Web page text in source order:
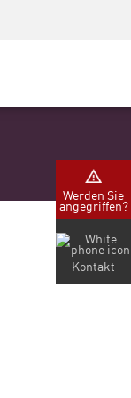
Werden Sie
angegriffen?
Kontakt